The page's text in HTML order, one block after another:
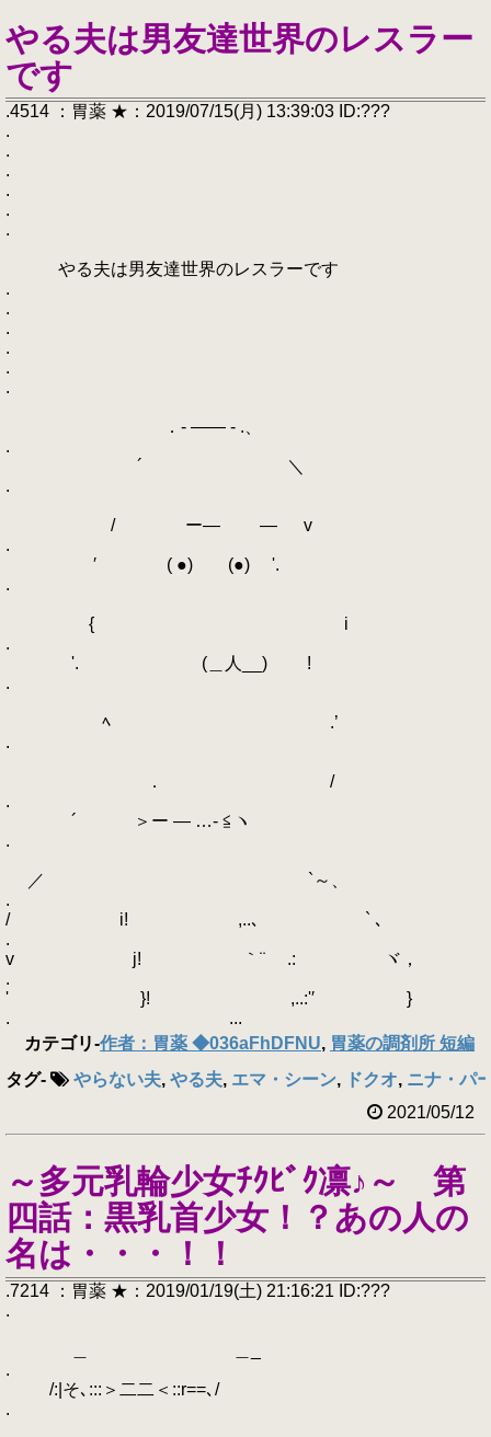
やる夫は男友達世界のレスラー
です
.4514 ：胃薬 ★：2019/07/15(月) 13:39:03 ID:???
.
.
.
.
.
.
やる夫は男友達世界のレスラーです
.
.
.
.
.
.
．- ―― - .、
.
´ ＼
.
/ ー― ― v
.
′ ( ●) (●) '.
.
{ i
.
'. (＿人__) !
.
ﾍ .’
.
ゝ． /
.
´ ＞ー ― …‐ ≦ヽ
.
／ `～、
.
/ i! ,..､ ` ､
.
v j! ｀¨ .: ヾ，
.
' }! ,..:'′ }
. ...
カテゴリ-作者：胃薬 ◆036aFhDFNU, 胃薬の調剤所 短編
タグ- やらない夫, やる夫, エマ・シーン, ドクオ, ニナ・パ
2021/05/12
～多元乳輪少女ﾁｸﾋﾞｸ凛♪～ 第
四話：黒乳首少女！？あの人の
名は・・・！！
.7214 ：胃薬 ★：2019/01/19(土) 21:16:21 ID:???
.
.
/:|そ､:::＞二二＜::r==､/
.